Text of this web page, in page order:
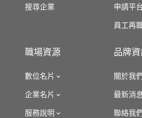
搜尋企業
申請平
員工再
職場資源
數位名片
企業名片
服務說明
品牌
關於我們
最新消
聯絡我們